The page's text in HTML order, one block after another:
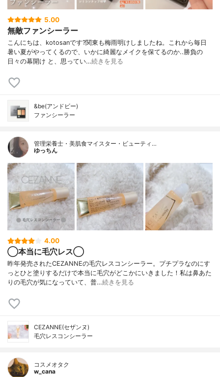
5.00
無敵ファンシーラー
こんにちは、kotosanです?関東も梅雨明けしましたね。これから毎日
暑い夏がやってくるので、いかに綺麗なメイクを保てるのか..勝負の
日々の幕開け と、思ってい…続きを見る
&be(アンドビー)
ファンシーラー
管理栄養士・美肌食マイスター・ビューティ…
ゆっちん
4.00
◯本当に毛穴レス◯
昨年発売されたCEZANNEの毛穴レスコンシーラー。プチプラなのにす
っとひと塗りするだけで本当に毛穴がどこかにいきました！私は鼻あた
りの毛穴が気になっていて、普…続きを見る
CEZANNE(セザンヌ)
毛穴レスコンシーラー
コスメオタク
w_cana